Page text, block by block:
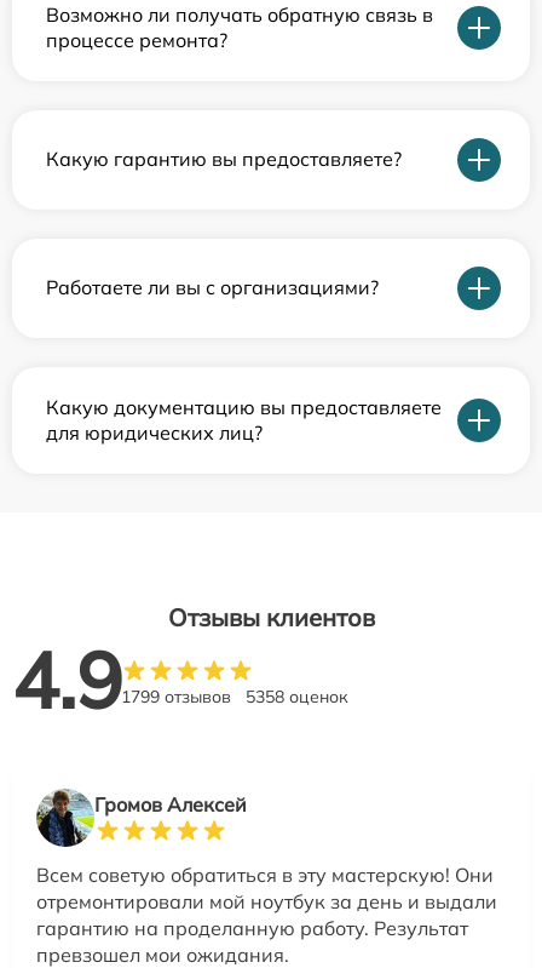
Возможно ли получать обратную связь в
процессе ремонта?
Какую гарантию вы предоставляете?
Работаете ли вы с организациями?
Какую документацию вы предоставляете
для юридических лиц?
Отзывы клиентов
4.91799 отзывов 5358 оценок
Громов Алексей
Всем советую обратиться в эту мастерскую! Они
отремонтировали мой ноутбук за день и выдали
гарантию на проделанную работу. Результат
превзошел мои ожидания.